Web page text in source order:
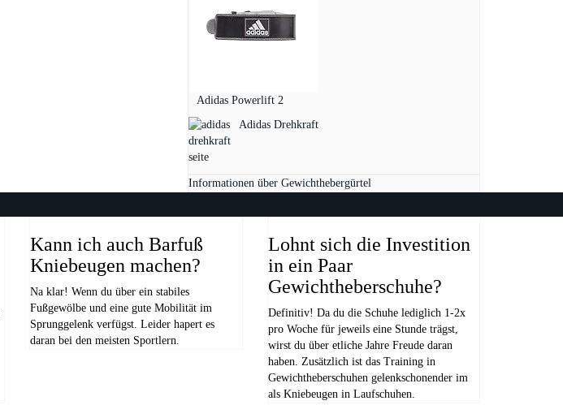
Adidas Powerlift 2
Adidas Drehkraft
Informationen über Gewichthebergürtel
Kann ich auch Barfuß
Kniebeugen machen?
Na klar! Wenn du über ein stabiles
Fußgewölbe und eine gute Mobilität im
Sprunggelenk verfügst. Leider hapert es
daran bei den meisten Sportlern.
Lohnt sich die Investition
in ein Paar
Gewichtheberschuhe?
Definitiv! Da du die Schuhe lediglich 1-2x
pro Woche für jeweils eine Stunde trägst,
wirst du über etliche Jahre Freude daran
haben. Zusätzlich ist das Training in
Gewichtheberschuhen gelenkschonender im
als Kniebeugen in Laufschuhen.